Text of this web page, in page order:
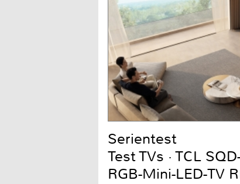
Serientest
Test TVs · TCL
RGB-Mini-LED-TV